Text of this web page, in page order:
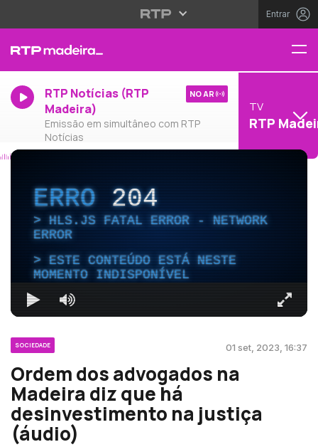
Entrar
RTP Notícias (RTP
Madeira)
Emissão em simultâneo com RTP
Notícias
NO AR
TV
RTP
ERRO204
HLS.JS FATAL ERROR - NETWORK
ERROR
ESTE CONTEÚDO ESTÁ NESTE
MOMENTO INDISPONÍVEL
SOCIEDADE 01 set, 2023, 16:37
Ordem dos advogados na
Madeira diz que há
desinvestimento na justiça
(áudio)